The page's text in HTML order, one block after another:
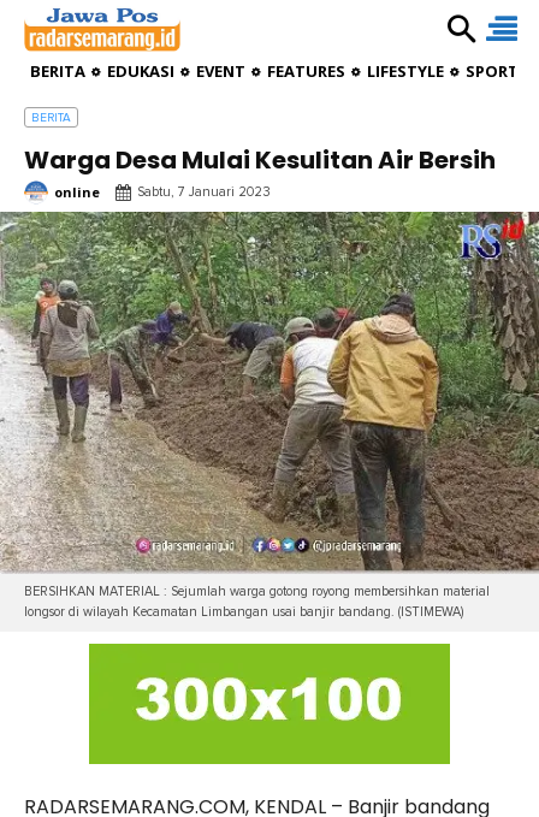
BERITA EDUKASI EVENT FEATURES LIFESTYLE
BERITA
Warga Desa Mulai Kesulitan Air Bersih
online Sabtu, 7 Januari 2023
BERSIHKAN MATERIAL : Sejumlah warga gotong royong membersihkan material
longsor di wilayah Kecamatan Limbangan usai banjir bandang. (ISTIMEWA)
RADARSEMARANG.COM, KENDAL – Banjir bandang